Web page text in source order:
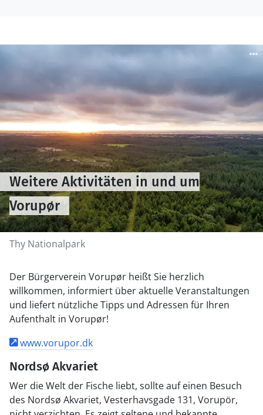
Thy Nationalpark
Weitere Aktivitäten in und um
Vorupør
Der Bürgerverein Vorupør heißt Sie herzlich
willkommen, informiert über aktuelle Veranstaltungen
und liefert nützliche Tipps und Adressen für Ihren
Aufenthalt in Vorupør!
www.vorupor.dk
Nordsø Akvariet
Wer die Welt der Fische liebt, sollte auf einen Besuch
des Nordsø Akvariet, Vesterhavsgade 131, Vorupör,